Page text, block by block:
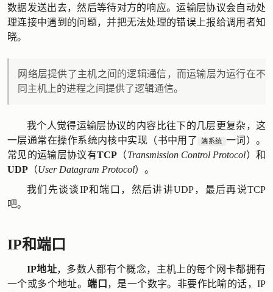
数据发送出去，然后等待对方的响应。运输层协议会自动处
理连接中遇到的问题，并把无法处理的错误上报给调用者知
晓。
网络层提供了主机之间的逻辑通信，而运输层为运行在不
同主机上的进程之间提供了逻辑通信。
我个人觉得运输层协议的内容比往下的几层更复杂，这
一层通常在操作系统内核中实现（书中用了
端系统 一词）。
常见的运输层协议有TCP （Transmission Control Protocol）和
UDP （User Datagram Protocol）。
我们先谈谈IP和端口，然后讲讲UDP，最后再说TCP
吧。
IP和端口
IP地址，多数人都有个概念，主机上的每个网卡都拥有
一个或多个地址。端口 ，是一个数字。非要作比喻的话，IP